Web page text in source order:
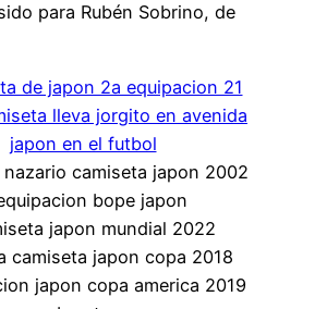
para Rubén Sobrino, de